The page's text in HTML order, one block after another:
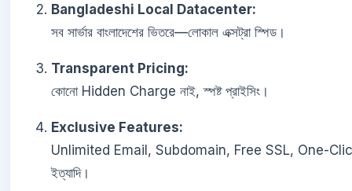
Bangladeshi Local Datacenter:
সব সার্ভার বাংলাদেশের ভিতরে—লোকাল এক্সট্রা স্পিড।
Transparent Pricing:
কোনো Hidden Charge নাই, স্পষ্ট প্রাইসিং।
Exclusive Features:
Unlimited Email, Subdomain, Free SSL, One-
ইত্যাদি।